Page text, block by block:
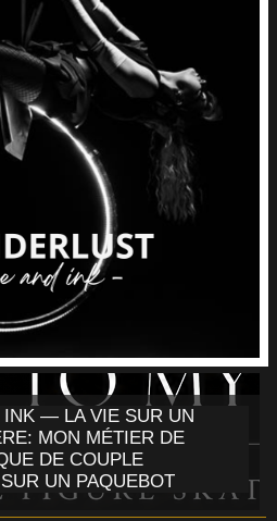
INK — LA VIE SUR UN
MON MÉTIER DE
DE COUPLE
UN PAQUEBOT